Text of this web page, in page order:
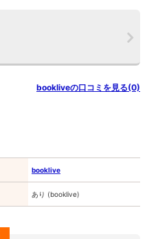
bookliveの口コミを見る(0)
booklive
あり (booklive)